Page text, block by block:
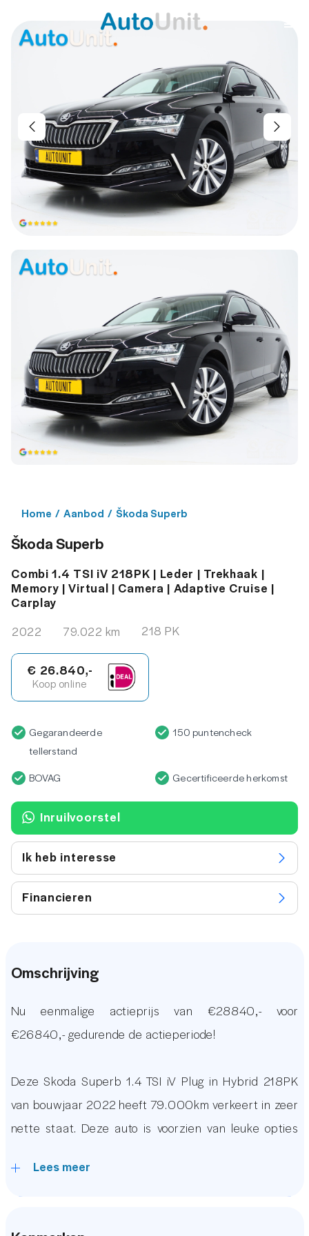
Home / Aanbod / Škoda Superb
Škoda Superb
Combi 1.4 TSI iV 218PK | Leder | Trekhaak |
Memory | Virtual | Camera | Adaptive Cruise |
Carplay
2022
79.022 km 218 PK
€ 26.840,-
Koop online
Gegarandeerde
tellerstand
150 puntencheck
BOVAG Gecertificeerde herkomst
Inruilvoorstel
Ik heb interesse
Financieren
Omschrijving
Nu eenmalige actieprijs van €28840,- voor
€26840,- gedurende de actieperiode!
Deze Skoda Superb 1.4 TSI iV Plug in Hybrid 218PK
van bouwjaar 2022 heeft 79.000km verkeert in zeer
nette staat. Deze auto is voorzien van leuke opties
Trekhaak, Achteruitrijcamera, Elektrisch Verstelbare
Stoelen met Memory functie, Virtual Display, Een
Lees meer